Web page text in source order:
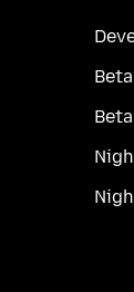
Beta